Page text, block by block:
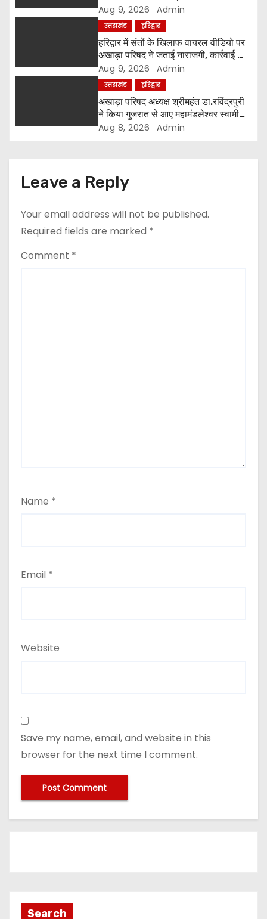
t
o
बड़ी आवश्यकता-श्रीमहंत रविंद्रपुरी
Aug 9, 2026 Admin
उत्तराखंड हरिद्वार
हरिद्वार में संतों के खिलाफ वायरल वीडियो पर
अखाड़ा परिषद ने जताई नाराजगी, कार्रवाई की
चेतावनी दी
Aug 9, 2026 Admin
उत्तराखंड हरिद्वार
अखाड़ा परिषद अध्यक्ष श्रीमहंत डा.रविंद्रपुरी
ने किया गुजरात से आए महामंडलेश्वर स्वामी
कुर्षी पुरी और भक्तों का स्वागत
Aug 8, 2026 Admin
Leave a Reply
Your email address will not be published.
Required fields are marked *
Comment *
Name *
Email *
Website
Save my name, email, and website in this
browser for the next time I comment.
Search